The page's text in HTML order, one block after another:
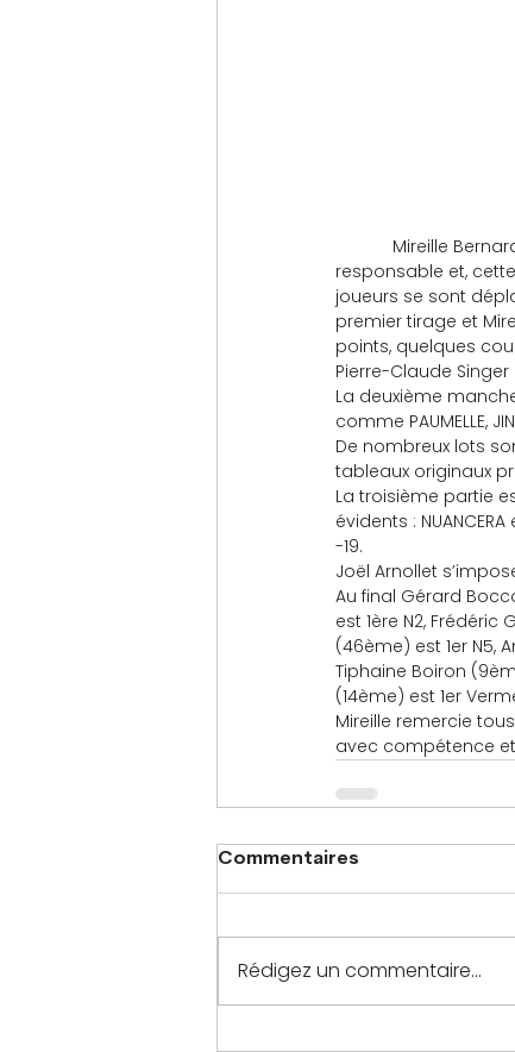
Mireille Bernard,
responsable et,
joueurs se sont
premier tirage et
points, quelques
Pierre-Claude
La deuxième
comme PAUMELLE,
De nombreux lots
tableaux originaux
La troisième partie
évidents :
-19.
Joël Arnollet
Au final Gérard
est 1ère N2, Frédéric
(46ème) est 1er N5,
Tiphaine Boiron
(14ème) est 1er
Mireille remercie
avec compétence
Commentaires
Rédigez un commentaire...